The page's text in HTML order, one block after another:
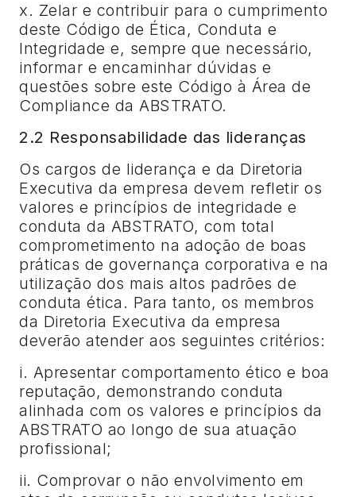
x. Zelar e contribuir para o cumprimento
deste Código de Ética, Conduta e
Integridade e, sempre que necessário,
informar e encaminhar dúvidas e
questões sobre este Código à Área de
Compliance da ABSTRATO.
2.2 Responsabilidade das lideranças
Os cargos de liderança e da Diretoria
Executiva da empresa devem refletir os
valores e princípios de integridade e
conduta da ABSTRATO, com total
comprometimento na adoção de boas
práticas de governança corporativa e na
utilização dos mais altos padrões de
conduta ética. Para tanto, os membros
da Diretoria Executiva da empresa
deverão atender aos seguintes critérios:
i. Apresentar comportamento ético e boa
reputação, demonstrando conduta
alinhada com os valores e princípios da
ABSTRATO ao longo de sua atuação
profissional;
ii. Comprovar o não envolvimento em